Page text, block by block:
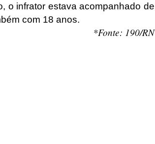
o infrator estava acompanhado de
com 18 anos.
*Fonte: 190/RN